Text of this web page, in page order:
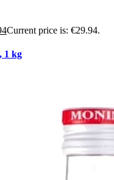
Current price is: €29.94.
1 kg